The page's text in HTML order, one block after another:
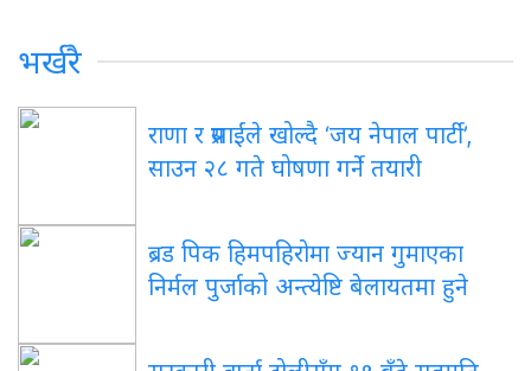
भर्खरै
राणा र प्रसाईंले खोल्दै ‘जय नेपाल पार्टी’,
साउन २८ गते घोषणा गर्ने तयारी
ब्रड पिक हिमपहिरोमा ज्यान गुमाएका
निर्मल पुर्जाको अन्त्येष्टि बेलायतमा हुने